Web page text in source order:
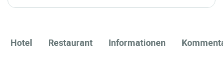
Hotel Restaurant Informationen